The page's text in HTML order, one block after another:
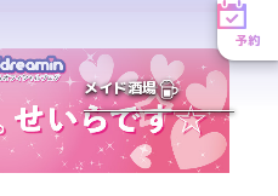
予約
メイド酒場